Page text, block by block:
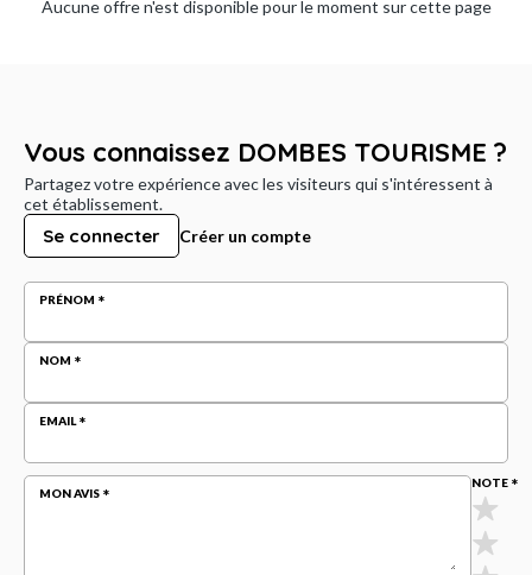
Aucune offre n'est disponible pour le moment sur cette page
Vous connaissez DOMBES TOURISME ?
Partagez votre expérience avec les visiteurs qui s'intéressent à
cet établissement.
Se connecter Créer un compte
PRÉNOM
NOM
EMAIL
MON AVIS
NOTE